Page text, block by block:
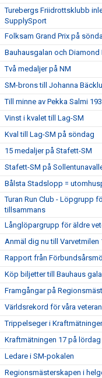
Turebergs Friidrottsklubb
SupplySport
Folksam Grand Prix på
Bauhausgalan och Diamond
Två medaljer på NM
SM-brons till Johanna
Till minne av Pekka Salmi
Vinst i kvalet till Lag-SM
Kval till Lag-SM på söndag
15 medaljer på Stafett-SM
Stafett-SM på
Bålsta Stadslopp =
Turan Run Club - Löpgrupp
tillsammans
Långlöpargrupp för äldre
Anmäl dig nu till Varvetmilen
Rapport från
Köp biljetter till Bauhaus
Framgångar på
Världsrekord för våra
Trippelseger i
Kraftmätningen 17 på lördag
Ledare i SM-pokalen
Regionsmästerskapen i